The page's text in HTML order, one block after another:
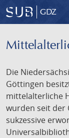
GDZ
Die
Göttingen
mittelalterliche
wurden seit der
sukzessive